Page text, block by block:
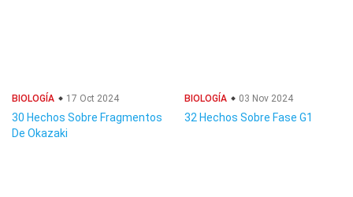
BIOLOGÍA 17 Oct 2024
30 Hechos Sobre Fragmentos
De Okazaki
BIOLOGÍA 03 Nov 2024
32 Hechos Sobre Fase G1